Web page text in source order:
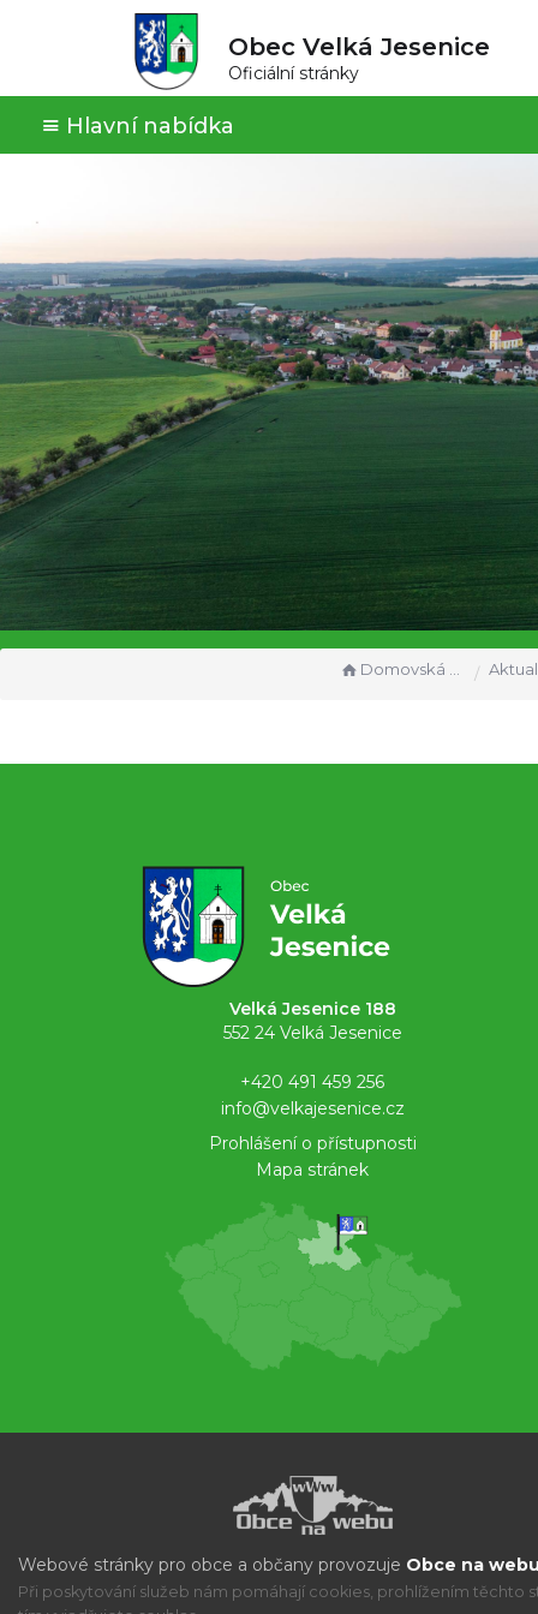
Obec Velká Jesenice
Oficiální stránky
Hlavní nabídka
Domovská stránka
Velká Jesenice 188
552 24 Velká Jesenice
+420 491 459 256
info@velkajesenice.cz
Prohlášení o přístupnosti
Mapa stránek
Webové stránky pro obce a občany provozuje Obce na
Při poskytování služeb nám pomáhají cookies, prohlížením těchto